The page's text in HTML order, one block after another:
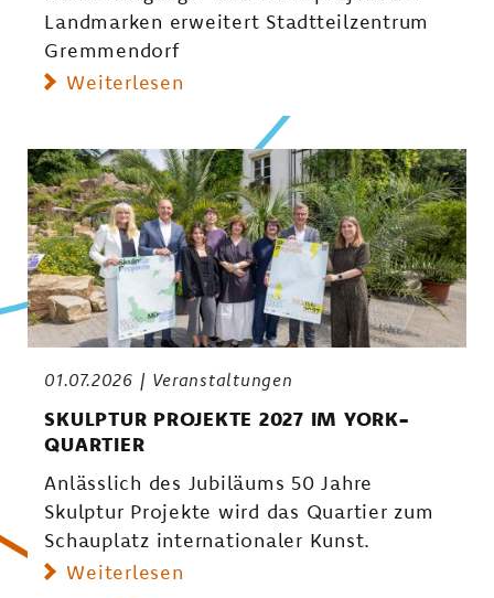
Landmarken erweitert Stadtteilzentrum
Gremmendorf
Weiterlesen
01.07.2026 Veranstaltungen
SKULPTUR PROJEKTE 2027 IM YORK-
QUARTIER
Anlässlich des Jubiläums 50 Jahre
Skulptur Projekte wird das Quartier zum
Schauplatz internationaler Kunst.
Weiterlesen